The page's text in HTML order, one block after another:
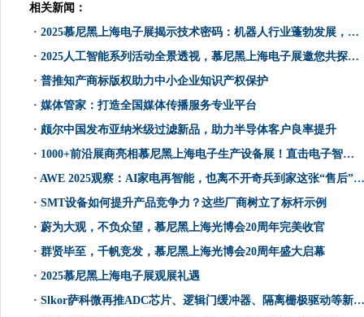
相关新闻：
· ​2025慕尼黑上海电子展揭示技术密码：机器人行业蓬勃发展，半导体“芯脏”如何给予支撑？
· ​2025人工智能系列活动全景透视，慕尼黑上海电子展邀您共探未来！
· 普推知产商标版权助力中小企业知识产权保护
· 媒体管家：打造全国媒体传播服务专业平台
· 颇尔中国发布亚纳米级过滤新品，助力半导体客户良率提升
· 1000+前沿展商亮相慕尼黑上海电子生产设备展！直击电子智造产业变革与技术跃迁
· AWE 2025观察：AI家电再智能，也离不开奇兵到家这张“售后”王牌！
· SMT设备如何提升产品竞争力？这些厂商树立了标杆示例
· 蔚为大观，不负众望，慕尼黑上海光博会20周年完美收官
· 群贤毕至，千帆竞发，慕尼黑上海光博会20周年盛大启幕
· ​2025慕尼黑上海电子展观展礼遇
· Slkor萨科微再推ADC芯片、逻辑门缓冲器、隔离栅极驱动等新产品，再次全球招募代理商！